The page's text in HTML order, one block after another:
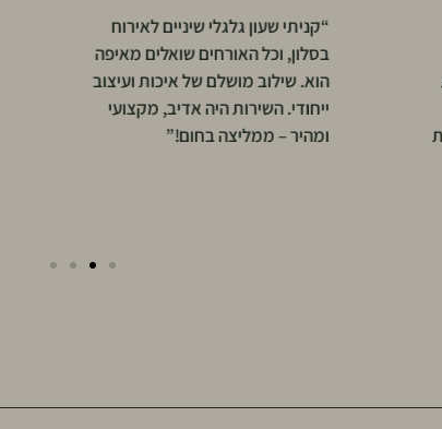
“קניתי שעון גלגלי שיניים לאירוח
בסלון, וכל האורחים שואלים מאיפה
הוא. שילוב מושלם של איכות ועיצוב
ייחודי. השירות היה אדיב, מקצועי
ומהיר – ממליצה בחום!”